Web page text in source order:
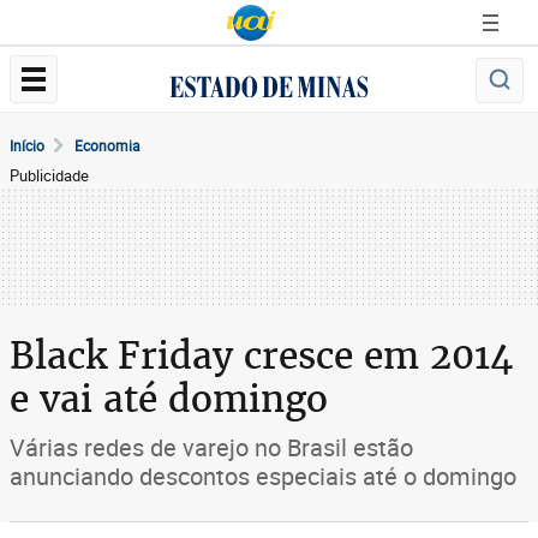
Início Economia
Publicidade
Black Friday cresce em 2014
e vai até domingo
Várias redes de varejo no Brasil estão
anunciando descontos especiais até o domingo